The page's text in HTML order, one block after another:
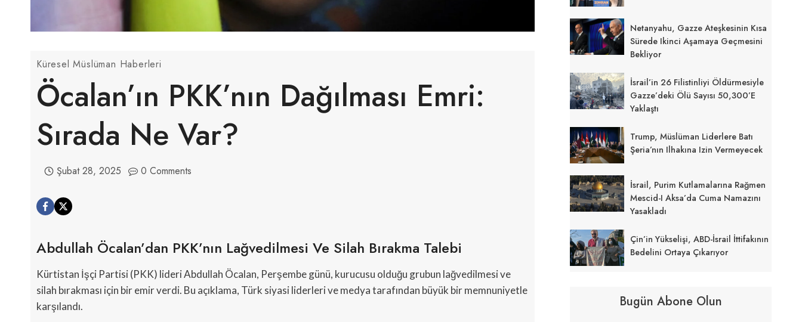
Küresel Müslüman Haberleri
Öcalan’ın PKK’nın Dağılması Emri:
Sırada Ne Var?
Şubat 28, 2025 0 Comments
Abdullah Öcalan’dan PKK’nın Lağvedilmesi Ve Silah Bırakma Talebi
Kürtistan İşçi Partisi (PKK) lideri Abdullah Öcalan, Perşembe günü, kurucusu olduğu grubun lağvedilmesi ve
silah bırakması için bir emir verdi. Bu açıklama, Türk siyasi liderleri ve medya tarafından büyük bir memnuniyetle
karşılandı.
Netanyahu, Gazze Ateşkesinin Kısa
Sürede Ikinci Aşamaya Geçmesini
Bekliyor
İsrail’in 26 Filistinliyi Öldürmesiyle
Gazze’deki Ölü Sayısı 50,300’e
Yaklaştı
Trump, Müslüman Liderlere Batı
Şeria’nın Ilhakına Izin Vermeyecek
İsrail, Purim Kutlamalarına Rağmen
Mescid-I Aksa’da Cuma Namazını
Yasakladı
Çin’in Yükselişi, ABD-İsrail İttifakının
Bedelini Ortaya Çıkarıyor
Bugün Abone Olun